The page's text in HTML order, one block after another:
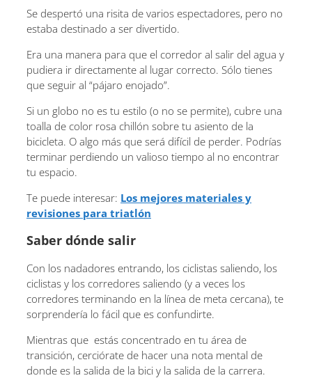
Se despertó una risita de varios espectadores, pero no
estaba destinado a ser divertido.
Era una manera para que el corredor al salir del agua y
pudiera ir directamente al lugar correcto. Sólo tienes
que seguir al “pájaro enojado”.
Si un globo no es tu estilo (o no se permite), cubre una
toalla de color rosa chillón sobre tu asiento de la
bicicleta. O algo más que será difícil de perder. Podrías
terminar perdiendo un valioso tiempo al no encontrar
tu espacio.
Te puede interesar: Los mejores materiales y
revisiones para triatlón
Saber dónde salir
Con los nadadores entrando, los ciclistas saliendo, los
ciclistas y los corredores saliendo (y a veces los
corredores terminando en la línea de meta cercana), te
sorprendería lo fácil que es confundirte.
Mientras que estás concentrado en tu área de
transición, cerciórate de hacer una nota mental de
donde es la salida de la bici y la salida de la carrera.